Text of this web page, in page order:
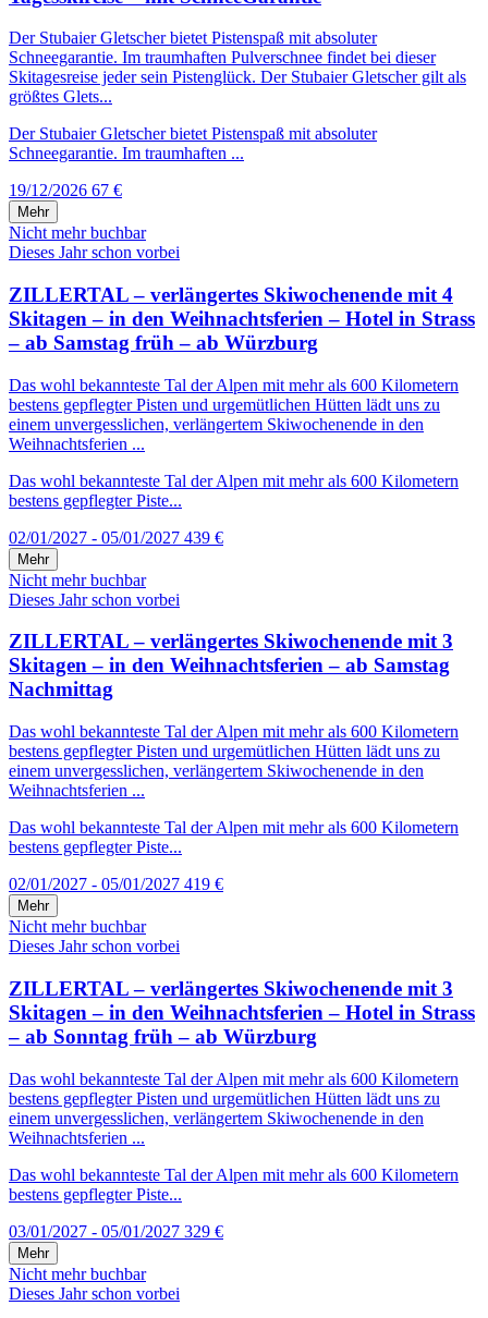
Der Stubaier Gletscher bietet Pistenspaß mit absoluter
Schneegarantie. Im traumhaften Pulverschnee findet bei dieser
Skitagesreise jeder sein Pistenglück. Der Stubaier Gletscher gilt als
größtes Glets...
Der Stubaier Gletscher bietet Pistenspaß mit absoluter
Schneegarantie. Im traumhaften ...
19/12/2026 67 €
Mehr
Nicht mehr buchbar
Dieses Jahr schon vorbei
ZILLERTAL – verlängertes Skiwochenende mit 4
Skitagen – in den Weihnachtsferien – Hotel in Strass
– ab Samstag früh – ab Würzburg
Das wohl bekannteste Tal der Alpen mit mehr als 600 Kilometern
bestens gepflegter Pisten und urgemütlichen Hütten lädt uns zu
einem unvergesslichen, verlängertem Skiwochenende in den
Weihnachtsferien ...
Das wohl bekannteste Tal der Alpen mit mehr als 600 Kilometern
bestens gepflegter Piste...
02/01/2027 - 05/01/2027 439 €
Mehr
Nicht mehr buchbar
Dieses Jahr schon vorbei
ZILLERTAL – verlängertes Skiwochenende mit 3
Skitagen – in den Weihnachtsferien – ab Samstag
Nachmittag
Das wohl bekannteste Tal der Alpen mit mehr als 600 Kilometern
bestens gepflegter Pisten und urgemütlichen Hütten lädt uns zu
einem unvergesslichen, verlängertem Skiwochenende in den
Weihnachtsferien ...
Das wohl bekannteste Tal der Alpen mit mehr als 600 Kilometern
bestens gepflegter Piste...
02/01/2027 - 05/01/2027 419 €
Mehr
Nicht mehr buchbar
Dieses Jahr schon vorbei
ZILLERTAL – verlängertes Skiwochenende mit 3
Skitagen – in den Weihnachtsferien – Hotel in Strass
– ab Sonntag früh – ab Würzburg
Das wohl bekannteste Tal der Alpen mit mehr als 600 Kilometern
bestens gepflegter Pisten und urgemütlichen Hütten lädt uns zu
einem unvergesslichen, verlängertem Skiwochenende in den
Weihnachtsferien ...
Das wohl bekannteste Tal der Alpen mit mehr als 600 Kilometern
bestens gepflegter Piste...
03/01/2027 - 05/01/2027 329 €
Mehr
Nicht mehr buchbar
Dieses Jahr schon vorbei